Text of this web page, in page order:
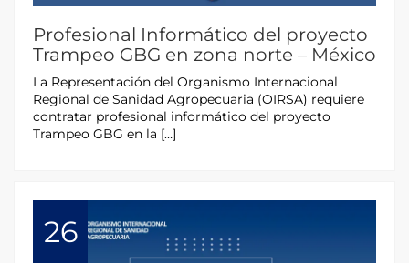
Profesional Informático del proyecto
Trampeo GBG en zona norte – México
La Representación del Organismo Internacional
Regional de Sanidad Agropecuaria (OIRSA) requiere
contratar profesional informático del proyecto
Trampeo GBG en la […]
26